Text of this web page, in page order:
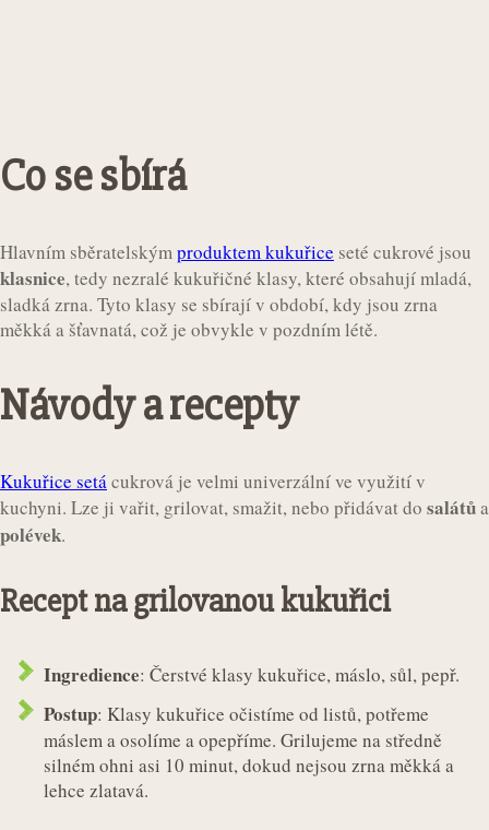
Co se sbírá
Hlavním sběratelskýmproduktem kukuřice seté cukrové jsou
klasnice, tedy nezralé kukuřičné klasy, které obsahují mladá,
sladká zrna. Tyto klasy se sbírají v období, kdy jsou zrna
měkká a šťavnatá, což je obvykle v pozdním létě.
Návody a recepty
Kukuřice setácukrová je velmi univerzální ve využití v
kuchyni. Lze ji vařit, grilovat, smažit, nebo přidávat do salátůa
polévek.
Recept na grilovanou kukuřici
Ingredience: Čerstvé klasy kukuřice, máslo, sůl, pepř.
Postup: Klasy kukuřice očistíme od listů, potřeme
máslem a osolíme a opepříme. Grilujeme na středně
silném ohni asi 10 minut, dokud nejsou zrna měkká a
lehce zlatavá.